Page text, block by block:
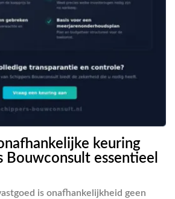
keuring
Bouwconsult essentieel
is onafhankelijkheid geen